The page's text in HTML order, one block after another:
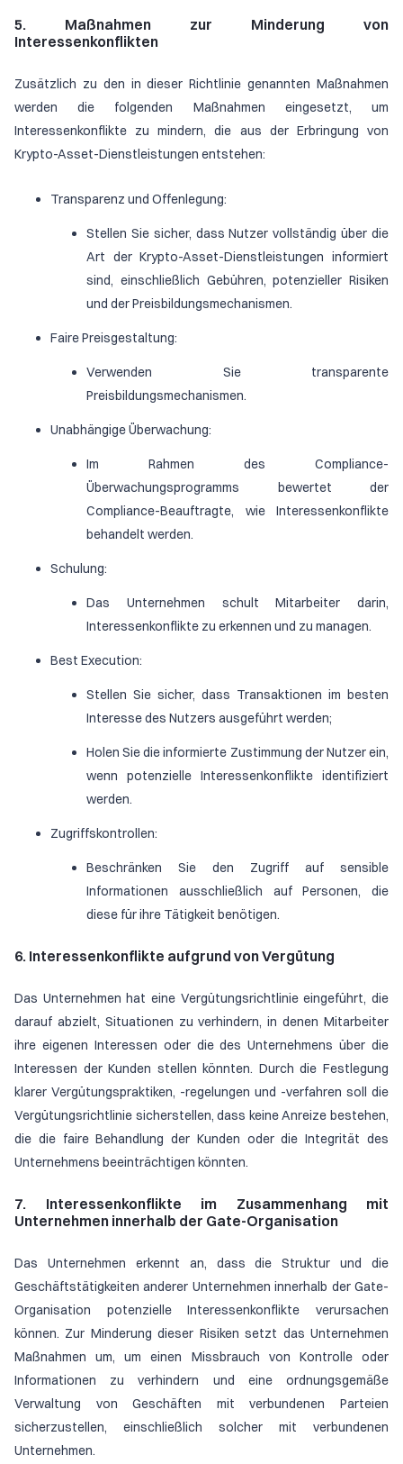
5. Maßnahmen zur Minderung von
Interessenkonflikten
Zusätzlich zu den in dieser Richtlinie genannten Maßnahmen
werden die folgenden Maßnahmen eingesetzt, um
Interessenkonflikte zu mindern, die aus der Erbringung von
Krypto-Asset-Dienstleistungen entstehen:
Transparenz und Offenlegung:
Stellen Sie sicher, dass Nutzer vollständig über die
Art der Krypto-Asset-Dienstleistungen informiert
sind, einschließlich Gebühren, potenzieller Risiken
und der Preisbildungsmechanismen.
Faire Preisgestaltung:
Verwenden Sie transparente
Preisbildungsmechanismen.
Unabhängige Überwachung:
Im Rahmen des Compliance-
Überwachungsprogramms bewertet der
Compliance-Beauftragte, wie Interessenkonflikte
behandelt werden.
Schulung:
Das Unternehmen schult Mitarbeiter darin,
Interessenkonflikte zu erkennen und zu managen.
Best Execution:
Stellen Sie sicher, dass Transaktionen im besten
Interesse des Nutzers ausgeführt werden;
Holen Sie die informierte Zustimmung der Nutzer ein,
wenn potenzielle Interessenkonflikte identifiziert
werden.
Zugriffskontrollen:
Beschränken Sie den Zugriff auf sensible
Informationen ausschließlich auf Personen, die
diese für ihre Tätigkeit benötigen.
6. Interessenkonflikte aufgrund von Vergütung
Das Unternehmen hat eine Vergütungsrichtlinie eingeführt, die
darauf abzielt, Situationen zu verhindern, in denen Mitarbeiter
ihre eigenen Interessen oder die des Unternehmens über die
Interessen der Kunden stellen könnten. Durch die Festlegung
klarer Vergütungspraktiken, -regelungen und -verfahren soll die
Vergütungsrichtlinie sicherstellen, dass keine Anreize bestehen,
die die faire Behandlung der Kunden oder die Integrität des
Unternehmens beeinträchtigen könnten.
7. Interessenkonflikte im Zusammenhang mit
Unternehmen innerhalb der Gate-Organisation
Das Unternehmen erkennt an, dass die Struktur und die
Geschäftstätigkeiten anderer Unternehmen innerhalb der Gate-
Organisation potenzielle Interessenkonflikte verursachen
können. Zur Minderung dieser Risiken setzt das Unternehmen
Maßnahmen um, um einen Missbrauch von Kontrolle oder
Informationen zu verhindern und eine ordnungsgemäße
Verwaltung von Geschäften mit verbundenen Parteien
sicherzustellen, einschließlich solcher mit verbundenen
Unternehmen.